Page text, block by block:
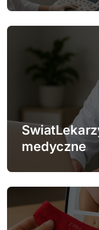
i
s
medyczne